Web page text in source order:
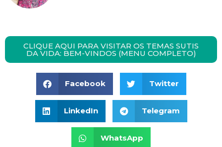
CLIQUE AQUI PARA VISITAR OS TEMAS SUTIS
DA VIDA: BEM-VINDOS (MENU COMPLETO)
Facebook Twitter
LinkedIn Telegram
WhatsApp